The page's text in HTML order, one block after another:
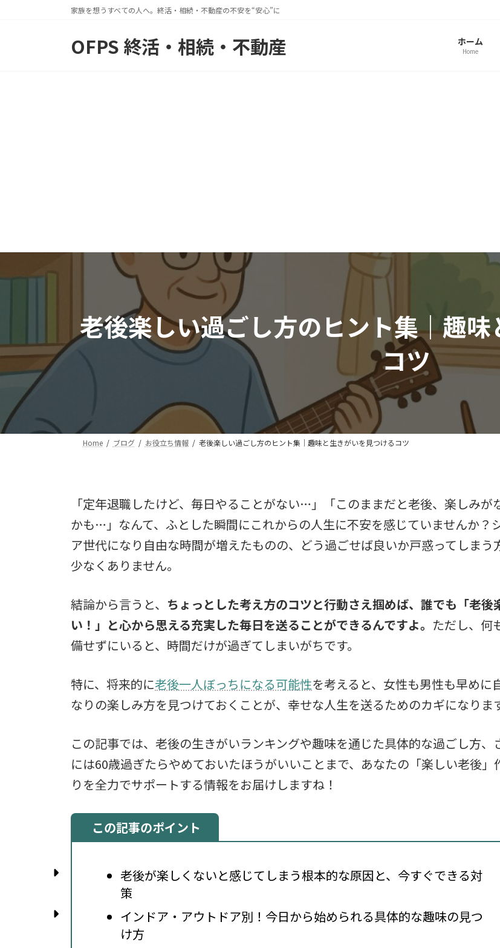
家族を想うすべての人へ。終活・相続・不動産の不安を“安心”に
OFPS 終活・相続・不動産 ホーム
Home
老後楽しい過ごし方のヒント集｜趣
コツ
Home ブログ お役立ち情報 老後楽しい過ごし方のヒント集｜趣味と生きがいを見つけるコツ
「定年退職したけど、毎日やることがない…」「このままだと老後、楽しみが
かも…」なんて、ふとした瞬間にこれからの人生に不安を感じていませんか？
ア世代になり自由な時間が増えたものの、どう過ごせば良いか戸惑ってしまう
少なくありません。
結論から言うと、 ちょっとした考え方のコツと行動さえ掴めば、誰でも「老後
い！」と心から思える充実した毎日を送ることができるんですよ。 ただし、何
備せずにいると、時間だけが過ぎてしまいがちです。
特に、将来的に老後一人ぼっちになる可能性を考えると、女性も男性も早めに
なりの楽しみ方を見つけておくことが、幸せな人生を送るためのカギになります
この記事では、老後の生きがいランキングや趣味を通じた具体的な過ごし方、
には60歳過ぎたらやめておいたほうがいいことまで、あなたの「楽しい老後」
りを全力でサポートする情報をお届けしますね！
この記事のポイント
老後が楽しくないと感じてしまう根本的な原因と、今すぐできる対
策
インドア・アウトドア別！今日から始められる具体的な趣味の見つ
け方